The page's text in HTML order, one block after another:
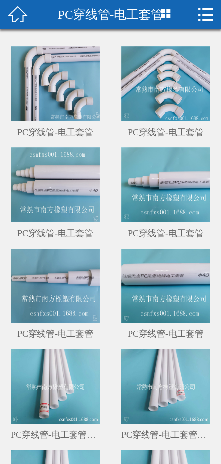
 首页
产品中心
新闻中心
厂房设备
联系我们
 PC穿线管-电工套管 
PC穿线管-电工套管 PC穿线管-电工套管
PC穿线管-电工套管 PC穿线管-电工套管
PC穿线管-电工套管 PC穿线管-电工套管
PC穿线管-电工套管（外径16MM*1MM） PC穿线管-电工套管（外径20MM*1MM）